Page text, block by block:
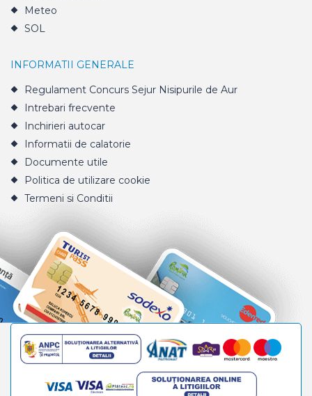
Meteo
SOL
INFORMATII GENERALE
Regulament Concurs Sejur Nisipurile de Aur
Intrebari frecvente
Inchirieri autocar
Informatii de calatorie
Documente utile
Politica de utilizare cookie
Termeni si Conditii